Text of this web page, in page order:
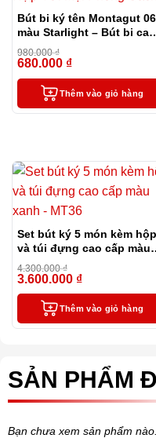
Bút bi ký tên Montagut 06
màu Starlight – Bút bi cao
cấp làm quà tặng sếp
980.000₫
680.000 ₫
Thêm vào giỏ hàng
Set bút ký 5 món kèm hộp
và túi đựng cao cấp màu
xanh – MT36
4.300.000₫
3.600.000 ₫
Thêm vào giỏ hàng
SẢN PHẨM
Bạn chưa xem sản phẩm nào.